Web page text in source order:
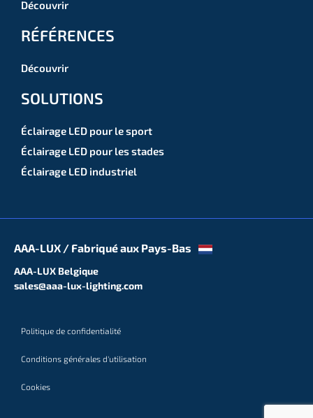
Découvrir
RÉFÉRENCES
Découvrir
SOLUTIONS
Éclairage LED pour le sport
Éclairage LED pour les stades
Éclairage LED industriel
AAA-LUX / Fabriqué aux Pays-Bas
AAA-LUX Belgique
sales@aaa-lux-lighting.com
Politique de confidentialité
Conditions générales d'utilisation
Cookies